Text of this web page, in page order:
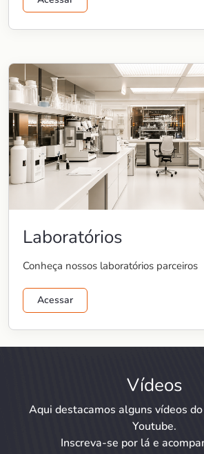
Laboratórios
Conheça nossos laboratórios parceiros
Acessar
Vídeos
Aqui destacamos alguns vídeos
Youtube.
Inscreva-se por lá e